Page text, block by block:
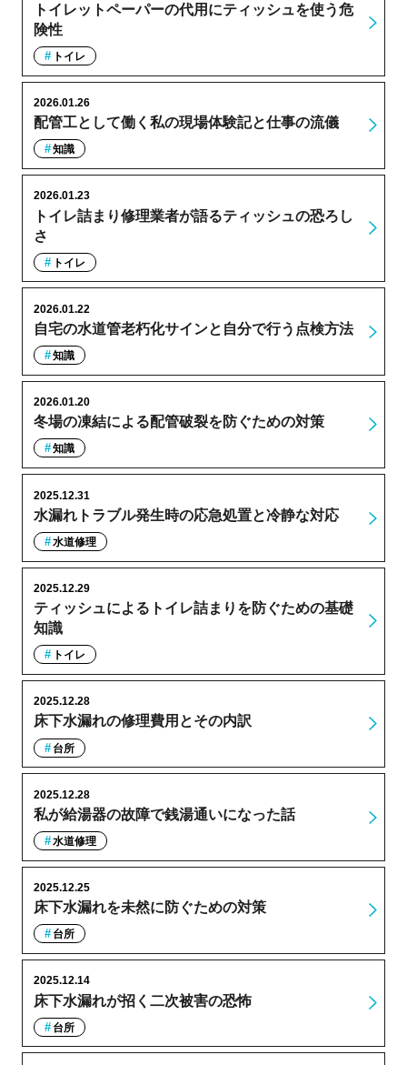
トイレットペーパーの代用にティッシュを使う危
険性
トイレ
配管工として働く私の現場体験記と仕事の流儀
2026.01.26
知識
トイレ詰まり修理業者が語るティッシュの恐ろし
さ
2026.01.23
トイレ
自宅の水道管老朽化サインと自分で行う点検方法
2026.01.22
知識
冬場の凍結による配管破裂を防ぐための対策
2026.01.20
知識
水漏れトラブル発生時の応急処置と冷静な対応
2025.12.31
水道修理
ティッシュによるトイレ詰まりを防ぐための基礎
知識
2025.12.29
トイレ
床下水漏れの修理費用とその内訳
2025.12.28
台所
私が給湯器の故障で銭湯通いになった話
2025.12.28
水道修理
床下水漏れを未然に防ぐための対策
2025.12.25
台所
床下水漏れが招く二次被害の恐怖
2025.12.14
台所